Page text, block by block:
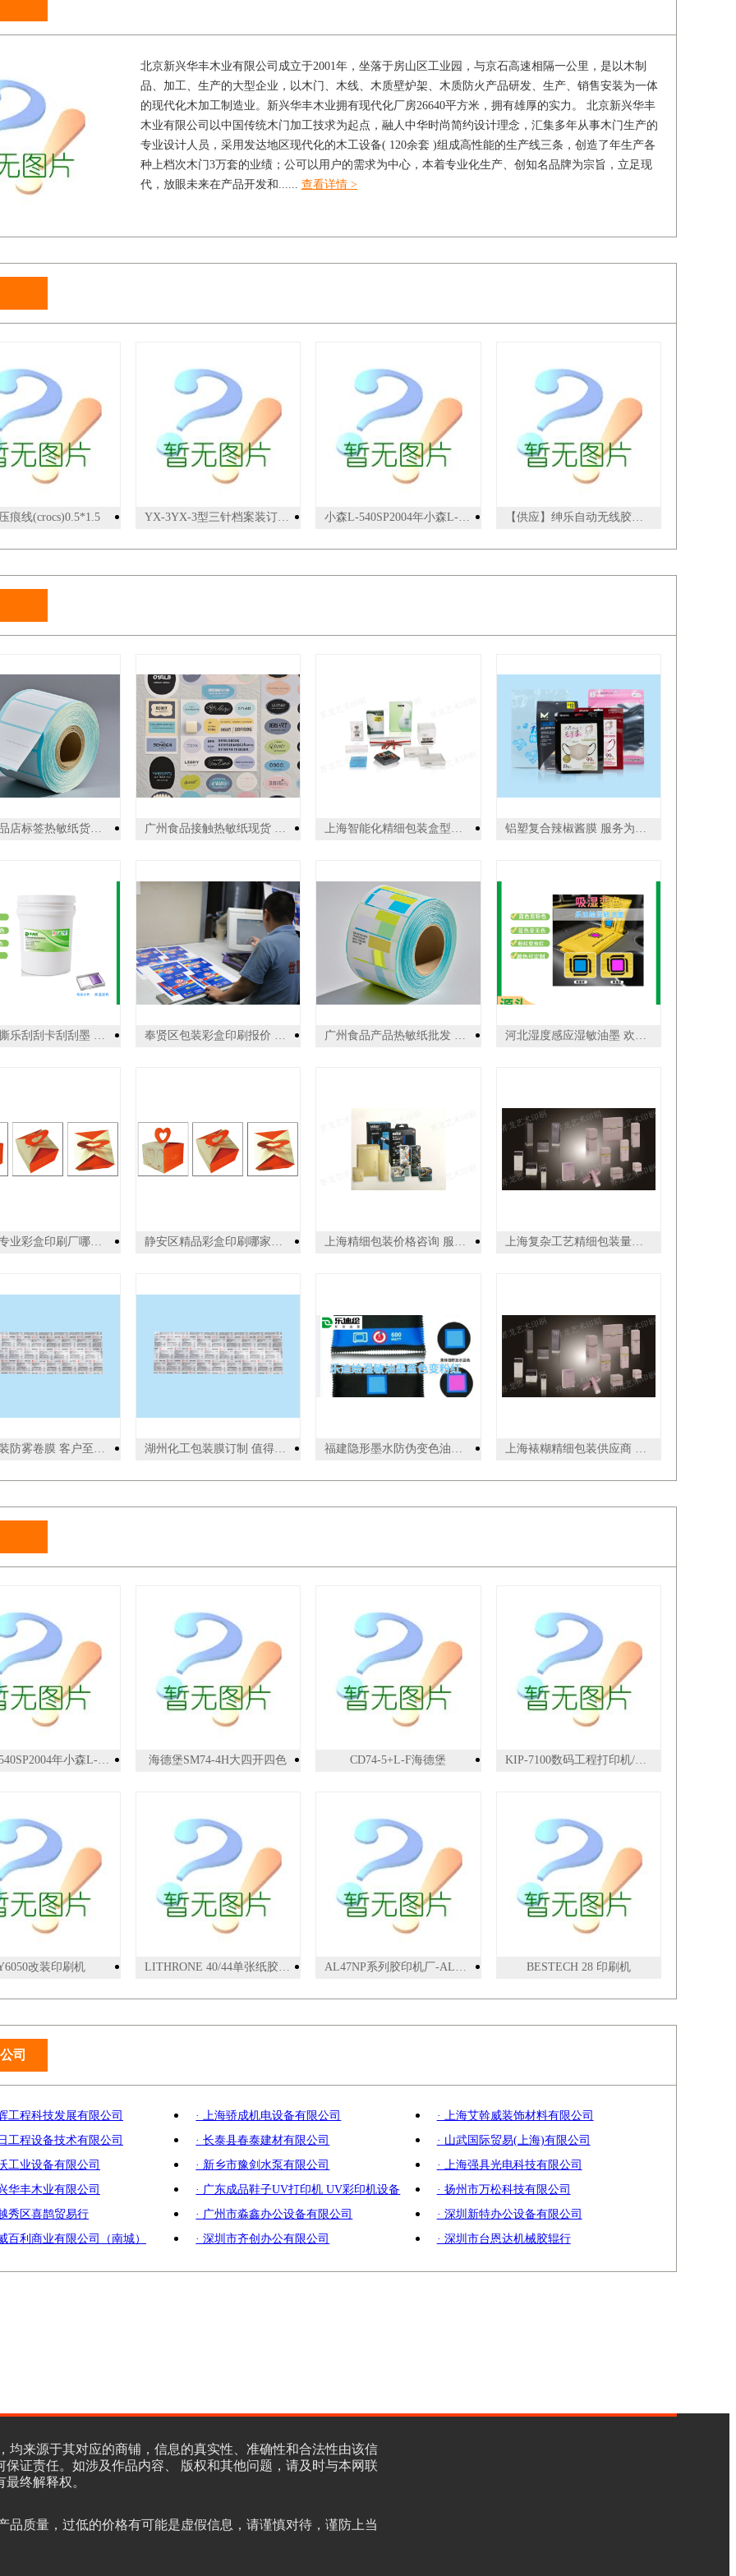
北京新兴华丰木业有限公司成立于2001年，坐落于房山区工业园，与京石高速相隔一公里，是以木制
品、加工、生产的大型企业，以木门、木线、木质壁炉架、木质防火产品研发、生产、销售安装为一体
的现代化木加工制造业。新兴华丰木业拥有现代化厂房26640平方米，拥有雄厚的实力。 北京新兴华丰
木业有限公司以中国传统木门加工技求为起点，融人中华时尚简约设计理念，汇集多年从事木门生产的
专业设计人员，采用发达地区现代化的木工设备( 120余套 )组成高性能的生产线三条，创造了年生产各
种上档次木门3万套的业绩；公可以用户的需求为中心，本着专业化生产、创知名品牌为宗旨，立足现
代，放眼未来在产品开发和...... 查看详情 >
痕线(crocs)0.5*1.5 YX-3YX-3型三针档案装订机,厂家直供，价格比较低 【供应】绅乐自动无线胶装机 精灵50D/精华A4
广州饮品店标签热敏纸货源直销 广州市杰星包装制品供应 广州食品接触热敏纸现货 广州市杰星包装制品供应 上海智能化精细包装盒型设计 诚信互利 上海界龙艺术印刷供应 铝塑复合辣椒酱膜 服务为先 江苏华港医药包装供应
普陀区专业彩盒印刷厂哪家好 上海世丰印刷供应 静安区精品彩盒印刷哪家好 上海世丰印刷供应 上海精细包装价格咨询 服务为先 上海界龙艺术印刷供应 上海复杂工艺精细包装量大从优 服务为先 上海界龙艺术印刷供应
湖州化工包装膜订制 值得信赖 江苏华港医药包装供应
小森L-540SP2004年小森L-540SP,双层双面5+5 海德堡SM74-4H大四开四色 CD74-5+L-F海德堡 KIP-7100数码工程打印机/复印机/工程图
改装印刷机 LITHRONE 40/44单张纸胶印机 BESTECH 28 印刷机
司
工程科技发展有限公司 · 上海骄成机电设备有限公司
· 上海艾斡威装饰材料有限公司
工程设备技术有限公司
· 长泰县春泰建材有限公司
· 山武国际贸易(上海)有限公司
工业设备有限公司
· 新乡市豫剑水泵有限公司
· 上海强具光电科技有限公司
华丰木业有限公司
· 广东成品鞋子UV打印机 UV彩印机设备
· 扬州市万松科技有限公司
秀区喜鹊贸易行
· 广州市淼鑫办公设备有限公司
· 深圳新特办公设备有限公司
百利商业有限公司（南城）
· 深圳市齐创办公有限公司 · 深圳市台恩达机械胶辊行
来源于其对应的商铺，信息的真实性、准确性和合法性由该信
证责任。如涉及作品内容、 版权和其他问题，请及时与本网联
终解释权。
质量，过低的价格有可能是虚假信息，请谨慎对待，谨防上当